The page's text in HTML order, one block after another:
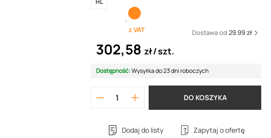
HL
z VAT Dostawa od 29.99 zł
302,58 zł szt.
Dostępność:Wysyłka do 23 dni roboczych
DO KOSZYKA
Dodaj do listy Zapytaj o ofertę